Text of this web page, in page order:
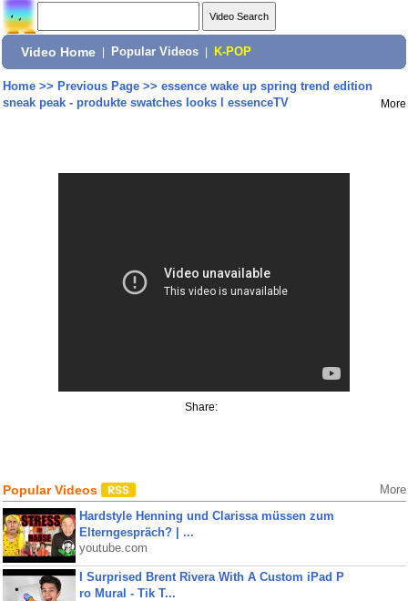
Video Home Popular Videos K-POP
Home>> Previous Page>> essence wake up spring trend edition
sneak peak - produkte swatches looks l essenceTV
More
Share:
Popular Videos More
Hardstyle Henning und Clarissa müssen zum
Elterngespräch? | ...
youtube.com
I Surprised Brent Rivera With A Custom iPad P
ro Mural - Tik T...